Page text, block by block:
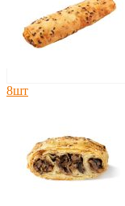
8шт